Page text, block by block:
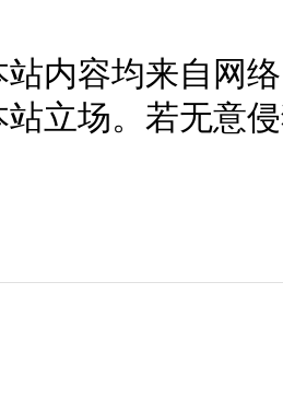
站内容均来自网
站立场。若无意